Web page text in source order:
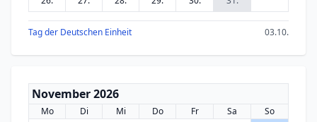
Tag der Deutschen Einheit 03.10.
November 2026
Mo Di Mi Do Fr Sa
So